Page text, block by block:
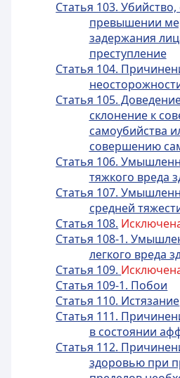
Статья 103.
превышении
задержания
преступление
Статья 104.
Статья 105.
склонение к
самоубийства
совершению
Статья 106.
тяжкого вреда
Статья 107.
средней
Статья 108.
Статья 108-1.
легкого вреда
Статья 109.
Статья 109-1. Побои
Статья 110. Истязание
Статья 111.
в состоянии
Статья 112.
здоровью при